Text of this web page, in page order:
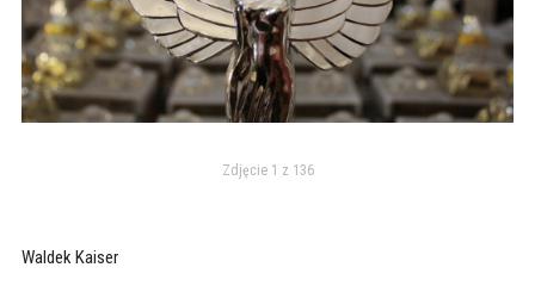
Zdjęcie 1 z 136
Waldek Kaiser